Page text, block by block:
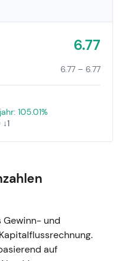
6.77
6.77 – 6.77
105.01%
Gewinn- und
auf